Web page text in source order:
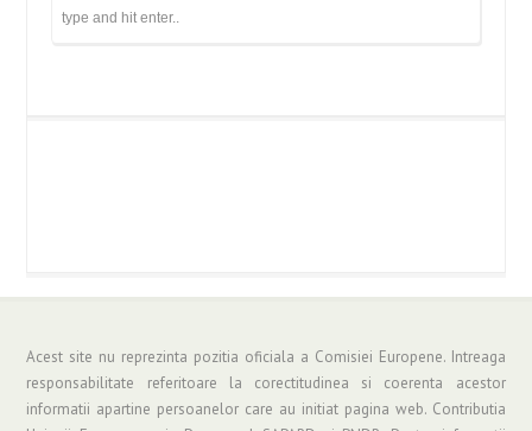
Acest site nu reprezinta pozitia oficiala a Comisiei Europene. Intreaga
responsabilitate referitoare la corectitudinea si coerenta acestor
informatii apartine persoanelor care au initiat pagina web. Contributia